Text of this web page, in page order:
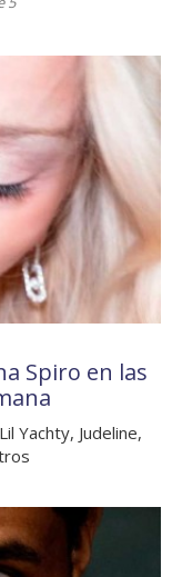
Spiro en las
Yachty, Judeline,